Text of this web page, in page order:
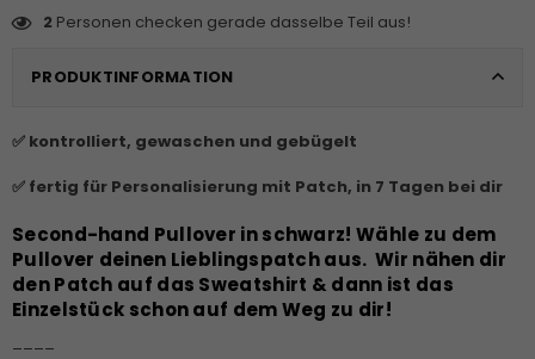
2 Personen checken gerade dasselbe Teil aus!
PRODUKTINFORMATION
✅ kontrolliert, gewaschen und gebügelt
✅ fertig für Personalisierung mit Patch, in 7 Tagen bei dir
Second-hand Pullover in schwarz! Wähle zu dem
Pullover deinen Lieblingspatch aus. Wir nähen dir
den Patch auf das Sweatshirt & dann ist das
Einzelstück schon auf dem Weg zu dir!